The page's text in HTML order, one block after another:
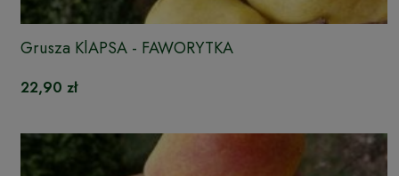
Grusza KlAPSA - FAWORYTKA
22,90 zł